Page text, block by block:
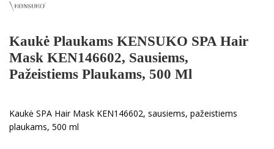
Kaukė Plaukams KENSUKO SPA Hair
Mask KEN146602, Sausiems,
Pažeistiems Plaukams, 500 Ml
Kaukė SPA Hair Mask KEN146602, sausiems, pažeistiems
plaukams, 500 ml